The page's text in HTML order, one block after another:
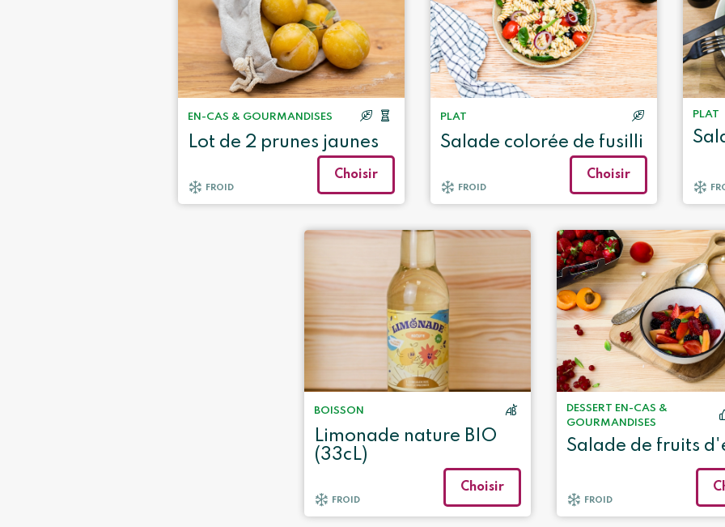
EN-CAS & GOURMANDISES
Lot de 2 prunes jaunes
FROID
Choisir
PLAT
Salade colorée de fusilli
FROID
Choisir
PLAT
BOISSON
Limonade nature BIO
(33cL)
FROID
Choisir
DESSERT EN-CAS &
GOURMANDISES
Salade de fruits
FROID